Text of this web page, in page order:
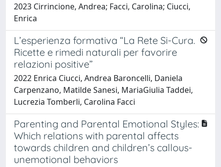
2023 Cirrincione, Andrea; Facci, Carolina; Ciucci,
Enrica
L’esperienza formativa “La Rete Si-Cura.
Ricette e rimedi naturali per favorire
relazioni positive”
2022 Enrica Ciucci, Andrea Baroncelli, Daniela
Carpenzano, Matilde Sanesi, MariaGiulia Taddei,
Lucrezia Tomberli, Carolina Facci
Parenting and Parental Emotional Styles:
Which relations with parental affects
towards children and children’s callous-
unemotional behaviors